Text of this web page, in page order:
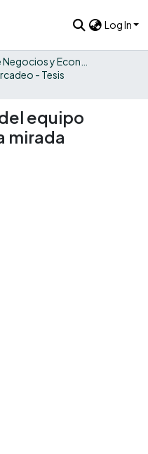
Log In
- Tesis
equipo
mirada